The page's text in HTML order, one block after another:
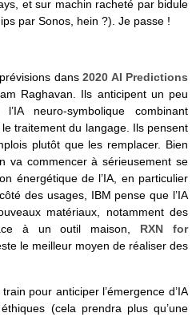
et sur machin racheté par bidule
par Sonos, hein ?). Je passe !
prévisions dans2020 AI Predictions
Raghavan. Ils anticipent un peu
neuro-symbolique combinant
traitement du langage. Ils pensent
plutôt que les remplacer. Bien
va commencer à sérieusement se
énergétique de l’IA, en particulier
des usages, IBM pense que l’IA
matériaux, notamment des
à un outil maison, RXN for
le meilleur moyen de réaliser des
pour anticiper l’émergence d’IA
(cela prendra plus qu’une